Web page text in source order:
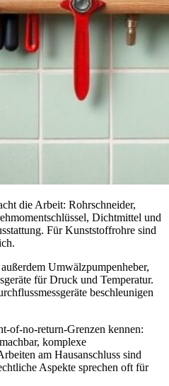
die Arbeit: Rohrschneider,
Dichtmittel und
Für Kunststoffrohre sind
Umwälzpumpenheber,
für Druck und Temperatur.
beschleunigen
of-no-return-Grenzen kennen:
komplexe
am Hausanschluss sind
Aspekte sprechen oft für